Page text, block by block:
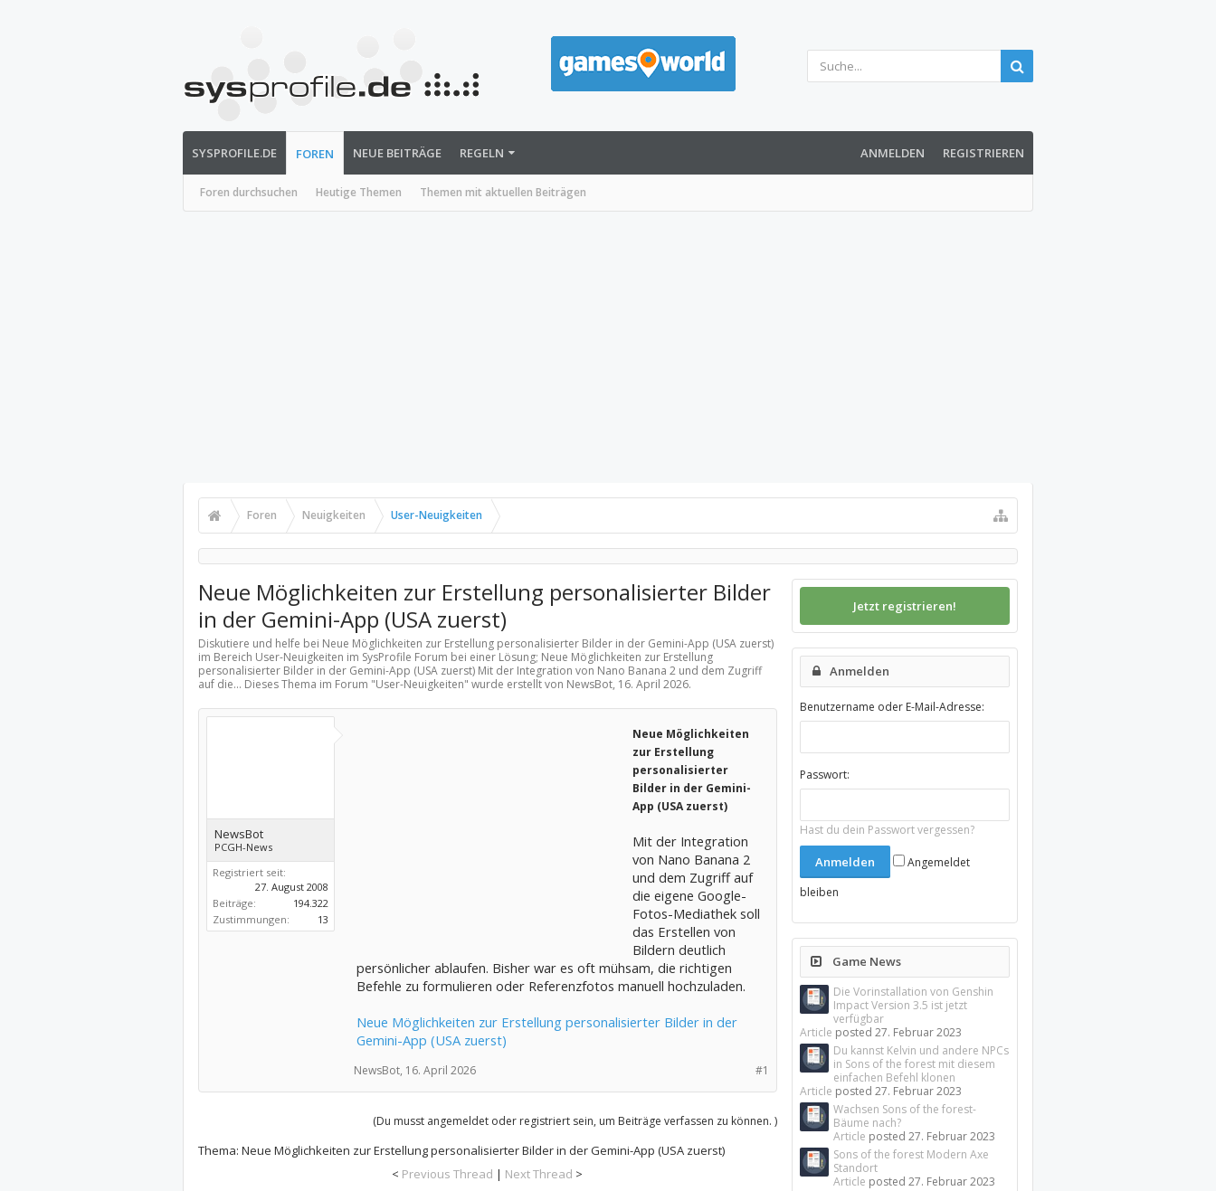
SYSPROFILE.DE FOREN
Foren durchsuchen Heutige Themen Themen mit aktuellen Beiträgen
NEUE BEITRÄGE REGELN ANMELDEN REGISTRIEREN
Foren Neuigkeiten User-Neuigkeiten
Neue Möglichkeiten zur Erstellung personalisierter Bilder
in der Gemini-App (USA zuerst)
Diskutiere und helfe bei Neue Möglichkeiten zur Erstellung personalisierter Bilder in der Gemini-App (USA zuerst)
im Bereich User-Neuigkeiten im SysProfile Forum bei einer Lösung; Neue Möglichkeiten zur Erstellung
personalisierter Bilder in der Gemini-App (USA zuerst) Mit der Integration von Nano Banana 2 und dem Zugriff
auf die... Dieses Thema im Forum "User-Neuigkeiten" wurde erstellt von NewsBot, 16. April 2026.
NewsBot
PCGH-News
Registriert seit:
27. August 2008
Beiträge:
194.322
Zustimmungen:
13
Neue Möglichkeiten
zur Erstellung
personalisierter
Bilder in der Gemini-
App (USA zuerst)
Mit der Integration
von Nano Banana 2
und dem Zugriff auf
die eigene Google-
Fotos-Mediathek soll
das Erstellen von
Bildern deutlich
persönlicher ablaufen. Bisher war es oft mühsam, die richtigen
Befehle zu formulieren oder Referenzfotos manuell hochzuladen.
Neue Möglichkeiten zur Erstellung personalisierter Bilder in der
Gemini-App (USA zuerst)
#1
NewsBot, 16. April 2026
(Du musst angemeldet oder registriert sein, um Beiträge verfassen zu können. )
Thema: Neue Möglichkeiten zur Erstellung personalisierter Bilder in der Gemini-App (USA zuerst)
< Previous Thread | Next Thread >
Jetzt registrieren!
Anmelden
Benutzername oder E-Mail-Adresse:
Passwort:
Hast du dein Passwort vergessen?
Angemeldet
bleiben
Game News
Die Vorinstallation von Genshin
Impact Version 3.5 ist jetzt
verfügbar
Article posted27. Februar 2023
Du kannst Kelvin und andere NPCs
in Sons of the forest mit diesem
einfachen Befehl klonen
Article posted27. Februar 2023
Wachsen Sons of the forest-
Bäume nach?
Article posted27. Februar 2023
Sons of the forest Modern Axe
Standort
Article posted27. Februar 2023